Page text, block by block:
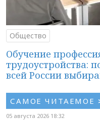
Общество
Обучение
трудоустройства:
всей России
САМОЕ ЧИТАЕМОЕ
05 августа 2026 18:32